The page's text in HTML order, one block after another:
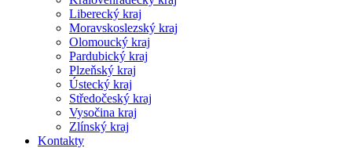
Liberecký kraj
Moravskoslezský kraj
Olomoucký kraj
Pardubický kraj
Plzeňský kraj
Ústecký kraj
Středočeský kraj
Vysočina kraj
Zlínský kraj
Kontakty